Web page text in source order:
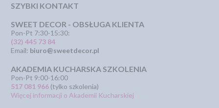
SZYBKI KONTAKT
SWEET DECOR - OBSŁUGA KLIENTA
Pon-Pt 7:30-15:30:
(32) 445 73 84
Email: biuro@sweetdecor.pl
AKADEMIA KUCHARSKA SZKOLENIA
Pon-Pt 9:00-16:00
517 081 966 (tylko szkolenia)
Więcej informacji o Akademii Kucharskiej